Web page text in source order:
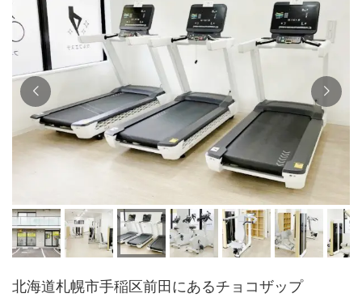
北海道札幌市手稲区前田にあるチョコザップ